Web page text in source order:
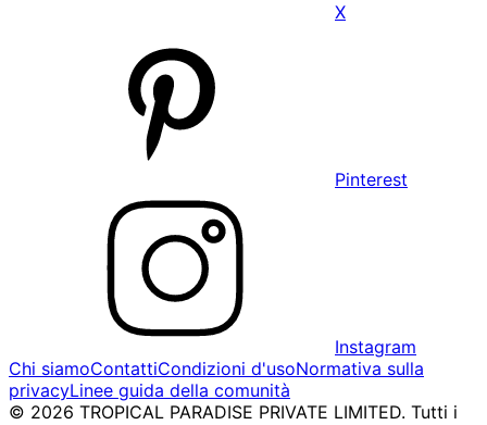
X
Pinterest
Instagram
Chi siamoContattiCondizioni d'usoNormativa sulla
privacyLinee guida della comunità
© 2026 TROPICAL PARADISE PRIVATE LIMITED. Tutti i